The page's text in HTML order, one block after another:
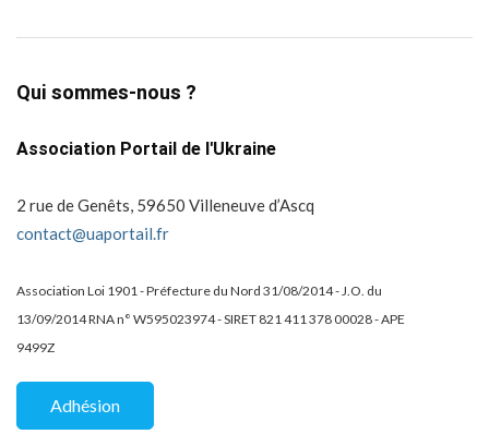
Qui sommes-nous ?
Association Portail de l'Ukraine
2 rue de Genêts, 59650 Villeneuve d’Ascq
contact@uaportail.fr
Association Loi 1901 - Préfecture du Nord 31/08/2014 - J.O. du
13/09/2014 RNA n° W595023974 - SIRET 821 411 378 00028 - APE
9499Z
Adhésion